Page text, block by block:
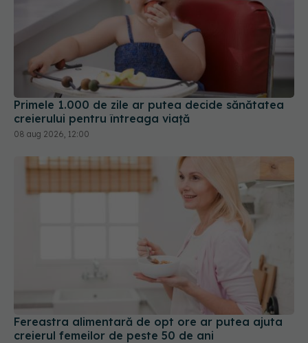
Primele 1.000 de zile ar putea decide sănătatea
creierului pentru întreaga viață
08 aug 2026, 12:00
Fereastra alimentară de opt ore ar putea ajuta
creierul femeilor de peste 50 de ani